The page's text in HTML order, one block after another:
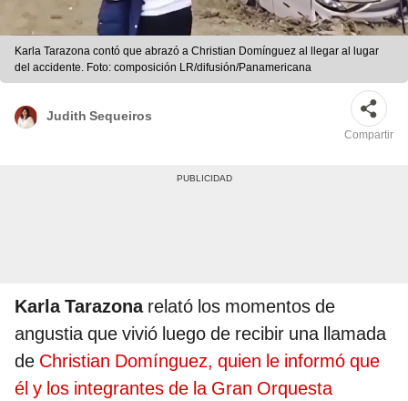
Karla Tarazona contó que abrazó a Christian Domínguez al llegar al lugar
del accidente. Foto: composición LR/difusión/Panamericana
Judith Sequeiros
Compartir
Karla Tarazonarelató los momentos de
angustia que vivió luego de recibir una llamada
de Christian Domínguez, quien le informó que
él y los integrantes de la Gran Orquesta